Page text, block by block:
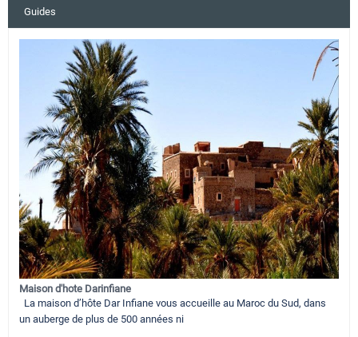
Guides
Maison d'hote Darinfiane
La maison d’hôte Dar Infiane vous accueille au Maroc du Sud, dans
un auberge de plus de 500 années ni